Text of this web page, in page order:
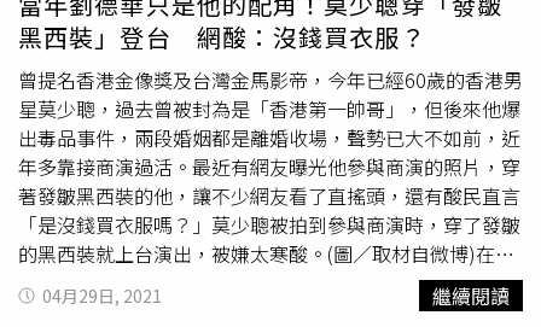
一點。」
黑西裝」登台 網酸：沒錢買衣服？
曾提名香港金像獎及台灣金馬影帝，今年已經60歲的香港男
星莫少聰，過去曾被封為是「香港第一帥哥」，但後來他爆
出毒品事件，兩段婚姻都是離婚收場，聲勢已大不如前，近
年多靠接商演過活。最近有網友曝光他參與商演的照片，穿
著發皺黑西裝的他，讓不少網友看了直搖頭，還有酸民直言
「是沒錢買衣服嗎？」莫少聰被拍到參與商演時，穿了發皺
的黑西裝就上台演出，被嫌太寒酸。(圖／取材自微博)在80
年出道的莫少聰，1988年曾接演電影《中國最後一個太
監》，獲提名香港金像獎及台灣金馬影帝，算是一戰成名，
04月29日, 2021 繼續閱讀